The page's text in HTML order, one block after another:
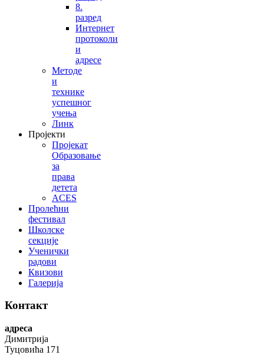
8.
разред
Интернет
протоколи
и
адресе
Методе
и
технике
успешног
учења
Линк
Пројекти
Пројекат
Образовање
за
права
детета
ACES
Пролећни
фестивал
Школске
секције
Ученички
радови
Квизови
Галерија
Контакт
адреса
Димитрија
Туцовића 171